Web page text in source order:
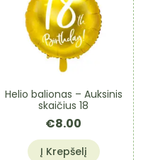
Helio balionas – Auksinis
skaičius 18
€8.00
Į Krepšelį